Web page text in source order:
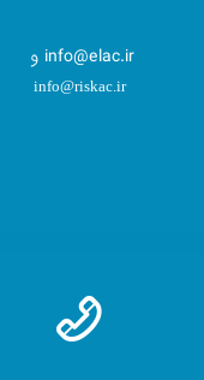
info@elac.ir و
info@riskac.ir